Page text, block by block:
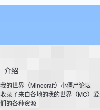
介绍
我的世界（Minecraft）小僵尸论坛
收录了来自各地的我的世界（MC）
们的各种资源